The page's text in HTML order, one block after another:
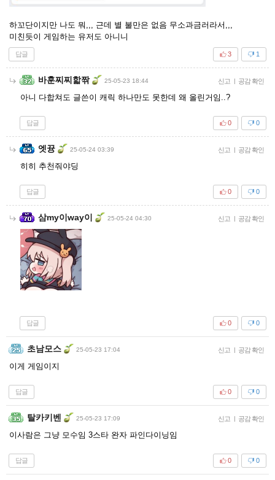
하꼬단이지만 나도 뭐,,, 근데 별 불만은 없음 무소과금러라서,,,
미친듯이 게임하는 유저도 아니니
답글 1
3
바훈찌찌핣짞 25-05-23 18:44 신고 | 공감 확인
아니 다합쳐도 글쓴이 캐릭 하나만도 못한데 왜 올린거임..?
답글 0
0
엣뀽 25-05-24 03:39 신고 | 공감 확인
히히 추천줘야딩
답글 0
0
삼my이way이 25-05-24 04:30 신고 | 공감 확인
답글 0
0
초남모스 25-05-23 17:04 신고 | 공감 확인
이게 게임이지
답글 0
0
탈카키벤 25-05-23 17:09 신고 | 공감 확인
이사람은 그냥 모수임 3스타 완자 파인다이닝임
답글 0
0